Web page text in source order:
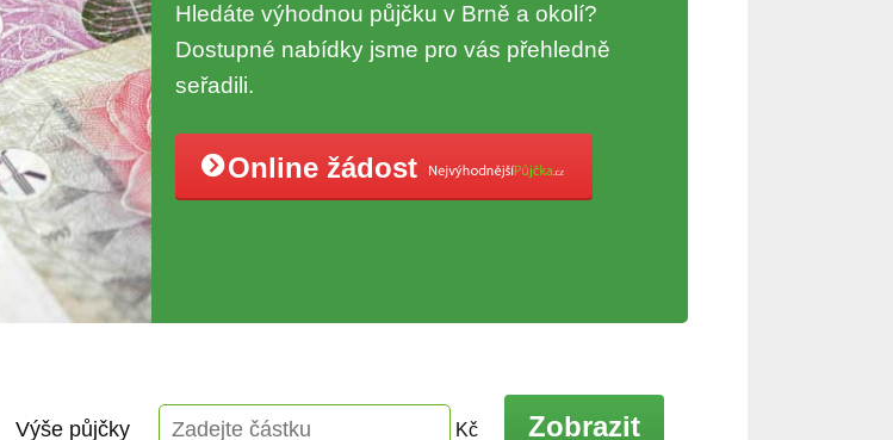
Hledáte výhodnou půjčku v Brně a okolí?
Dostupné nabídky jsme pro vás přehledně
seřadili.
Online žádost
Výše půjčky Kč Zobrazit